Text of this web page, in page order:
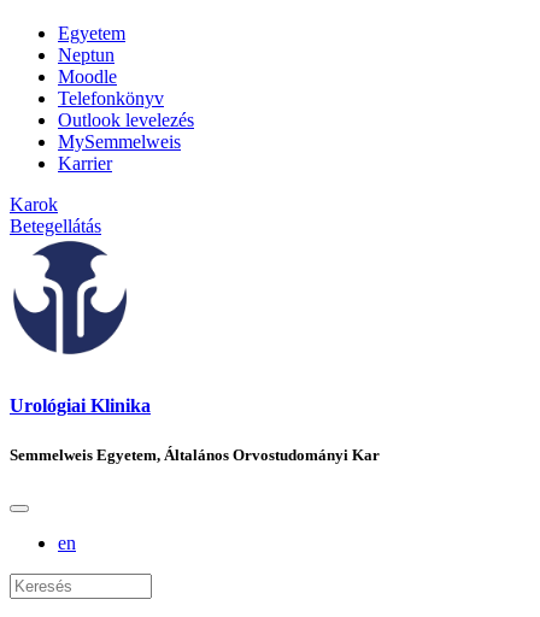
Egyetem
Neptun
Moodle
Telefonkönyv
Outlook levelezés
MySemmelweis
Karrier
Karok
Betegellátás
Urológiai Klinika
Semmelweis Egyetem, Általános Orvostudományi Kar
en